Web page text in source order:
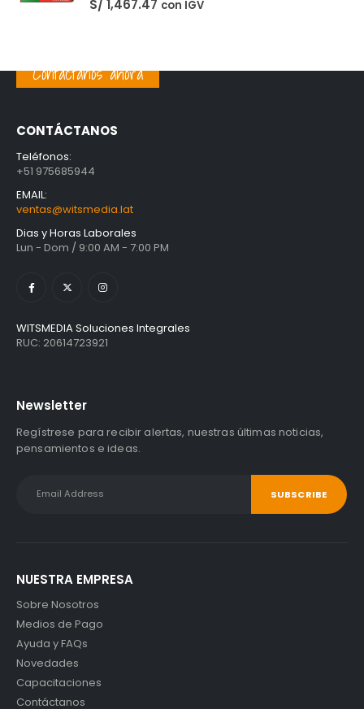
S/ 1,467.47 con IGV
Contáctanos ahora
CONTÁCTANOS
Teléfonos:
+51 975685944
EMAIL:
ventas@witsmedia.lat
Dias y Horas Laborales
Lun - Dom / 9:00 AM - 7:00 PM
WITSMEDIA Soluciones Integrales
RUC: 20614723921
Newsletter
Regístrese para recibir alertas, nuestras últimas noticias,
pensamientos e ideas.
NUESTRA EMPRESA
Sobre Nosotros
Medios de Pago
Ayuda y FAQs
Novedades
Capacitaciones
Contáctanos